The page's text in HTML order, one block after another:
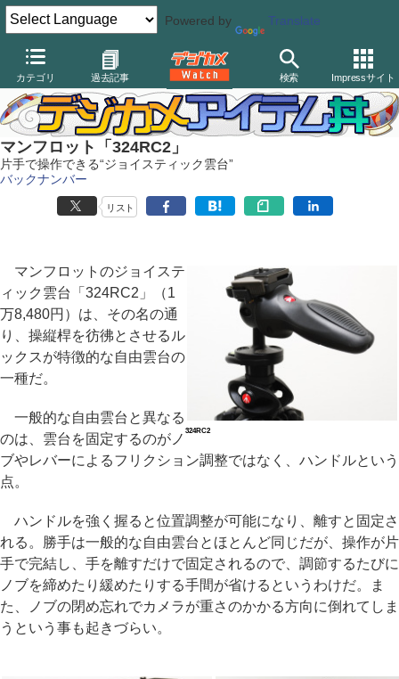
Powered by Translate
カテゴリ 過去記事 検索 Impressサイト
デジカメ Watch 撮影用品 三脚/一脚/雲台 マンフロット
マンフロット「324RC2」
片手で操作できる“ジョイスティック雲台”
バックナンバー
リスト
324RC2
マンフロットのジョイステ
ィック雲台「324RC2」（1
万8,480円）は、その名の通
り、操縦桿を彷彿とさせるル
ックスが特徴的な自由雲台の
一種だ。
一般的な自由雲台と異なる
のは、雲台を固定するのがノ
ブやレバーによるフリクション調整ではなく、ハンドルという
点。
ハンドルを強く握ると位置調整が可能になり、離すと固定さ
れる。勝手は一般的な自由雲台とほとんど同じだが、操作が片
手で完結し、手を離すだけで固定されるので、調節するたびに
ノブを締めたり緩めたりする手間が省けるというわけだ。ま
た、ノブの閉め忘れでカメラが重さのかかる方向に倒れてしま
うという事も起きづらい。